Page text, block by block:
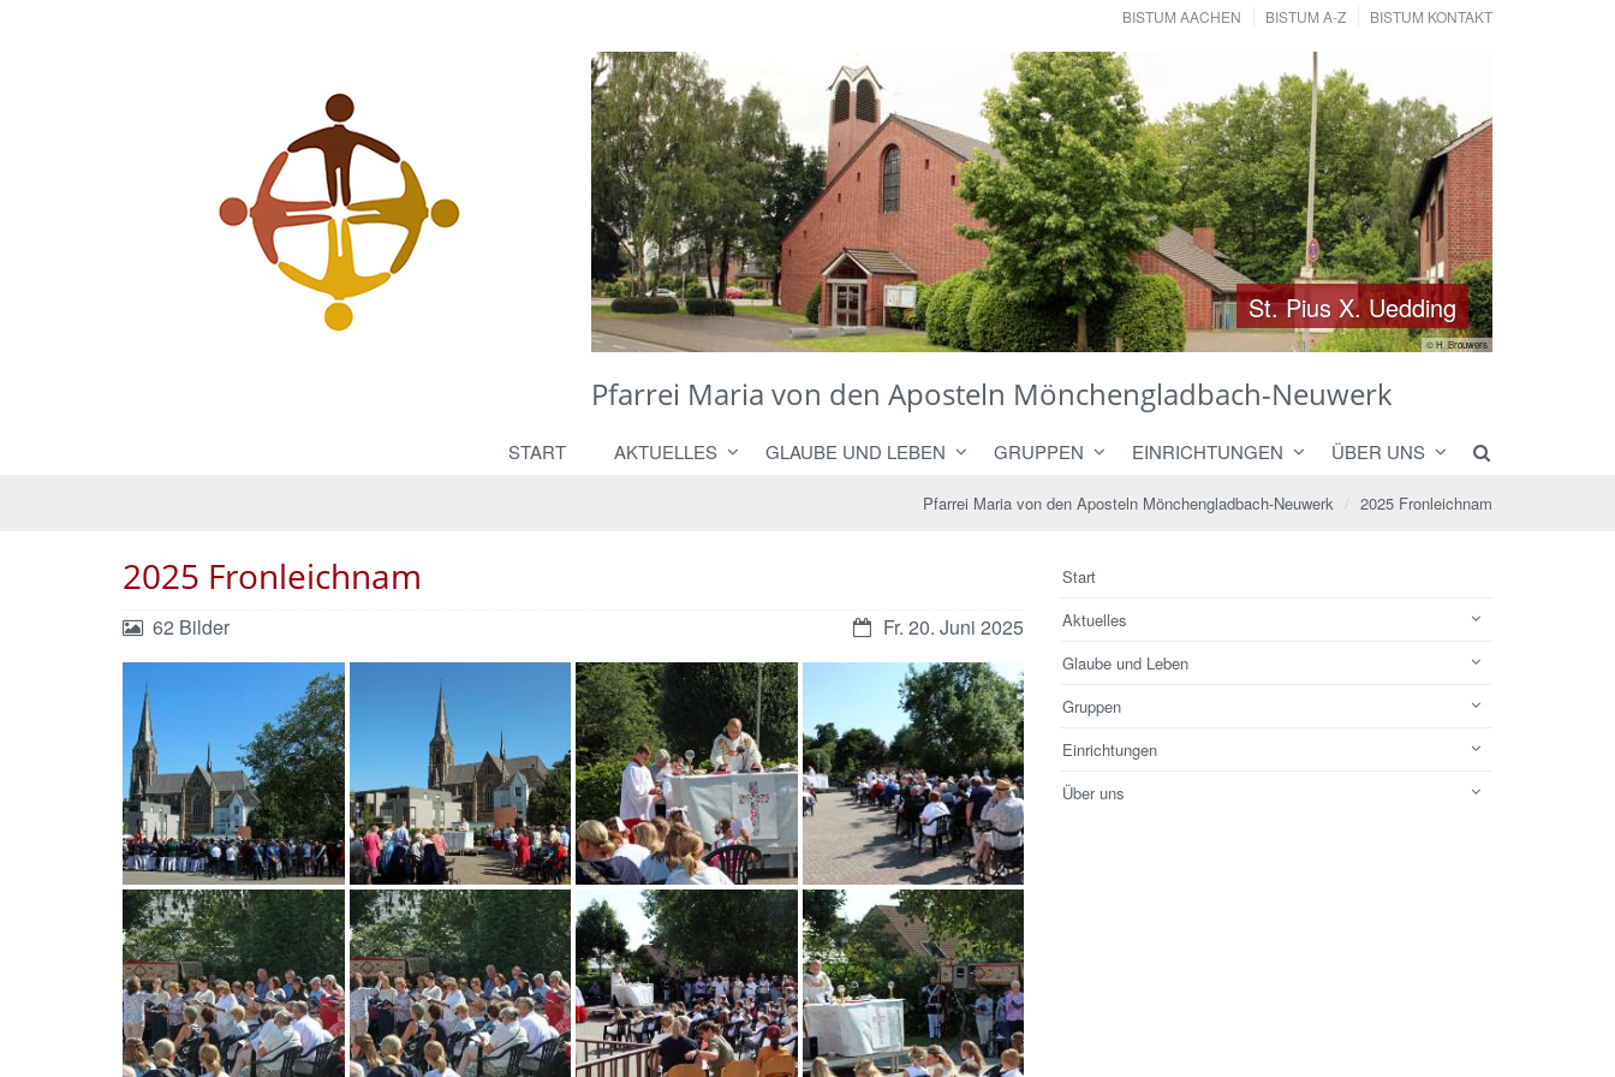
BISTUM AACHEN BISTUM A-Z BISTUM KONTAKT
© H. Brouwers
St. Pius X. Uedding
St. Pius X. Uedding
Pfarrei Maria von den Aposteln Mönchengladbach-Neuwerk
START AKTUELLES GLAUBE UND LEBEN GRUPPEN EINRICHTUNGEN ÜBER UNS
Pfarrei Maria von den Aposteln Mönchengladbach-Neuwerk 2025 Fronleichnam
2025 Fronleichnam
Fr. 20. Juni 2025
62 Bilder
Start
Aktuelles
Glaube und Leben
Gruppen
Einrichtungen
Über uns